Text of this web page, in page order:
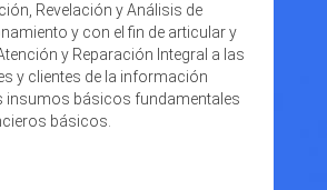
Revelación y Análisis de
y con el fin de articular y
y Reparación Integral a las
y clientes de la información
insumos básicos fundamentales
básicos.